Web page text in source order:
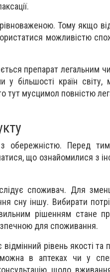
Тому якщо
можливістю
препарат легальним
більшості країн світу,
тут мусцимол повністю
обережністю. Перед
що ознайомилися з
споживач. Для
сну іншу. Вибирати
рішенням стане
для споживання.
рівень якості та
в аптеках чи у
щодо